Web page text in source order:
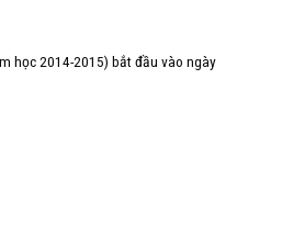
học 2014-2015) bắt đầu vào ngày